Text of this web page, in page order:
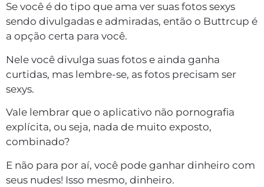
Se você é do tipo que ama ver suas fotos sexys
sendo divulgadas e admiradas, então o Buttrcup é
a opção certa para você.
Nele você divulga suas fotos e ainda ganha
curtidas, mas lembre-se, as fotos precisam ser
sexys.
Vale lembrar que o aplicativo não pornografia
explícita, ou seja, nada de muito exposto,
combinado?
E não para por aí, você pode ganhar dinheiro com
seus nudes! Isso mesmo, dinheiro.